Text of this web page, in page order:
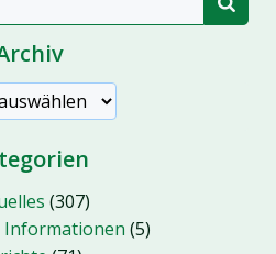
(307)
Informationen (5)